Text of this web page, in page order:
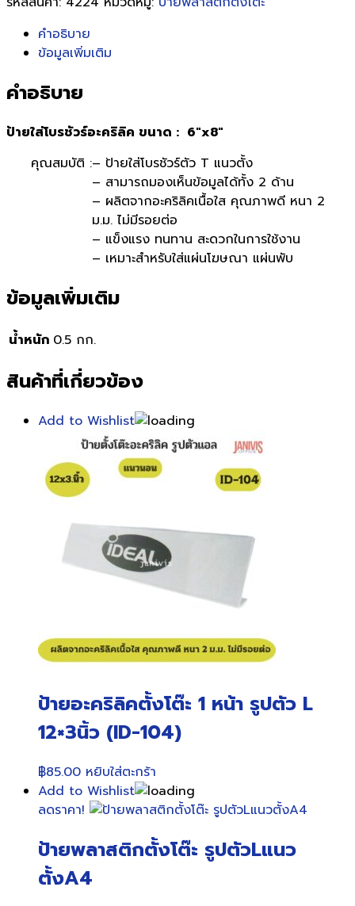
คำอธิบาย
ข้อมูลเพิ่มเติม
คำอธิบาย
ป้ายใส่โบรชัวร์อะคริลิค ขนาด : 6″x8″
คุณสมบัติ :– ป้ายใส่โบรชัวร์ตัว T แนวตั้ง
– สามารถมองเห็นข้อมูลได้ทั้ง 2 ด้าน
– ผลิตจากอะคริลิคเนื้อใส คุณภาพดี หนา 2
ม.ม. ไม่มีรอยต่อ
– แข็งแรง ทนทาน สะดวกในการใช้งาน
– เหมาะสำหรับใส่แผ่นโฆษณา แผ่นพับ
ข้อมูลเพิ่มเติม
น้ำหนัก 0.5 กก.
สินค้าที่เกี่ยวข้อง
Add to Wishlist
ป้ายอะคริลิคตั้งโต๊ะ 1 หน้า รูปตัว L
12×3นิ้ว (ID-104)
฿85.00 หยิบใส่ตะกร้า
Add to Wishlist
ลดราคา!
ป้ายพลาสติกตั้งโต๊ะ รูปตัวLแนว
ตั้งA4